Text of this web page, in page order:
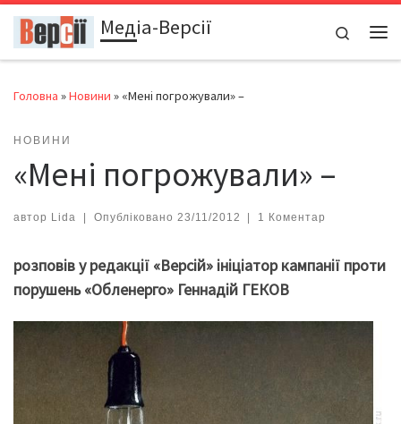
Перейти до вмістуМедіа-Версії
Search
Головна »Новини » «Мені погрожували» –
НОВИНИ
«Мені погрожували» –
автор Lida | Опубліковано 23/11/2012 | 1 Коментар
розповів у редакції «Версій» ініціатор кампанії проти
порушень «Обленерго» Геннадій ГЕКОВ